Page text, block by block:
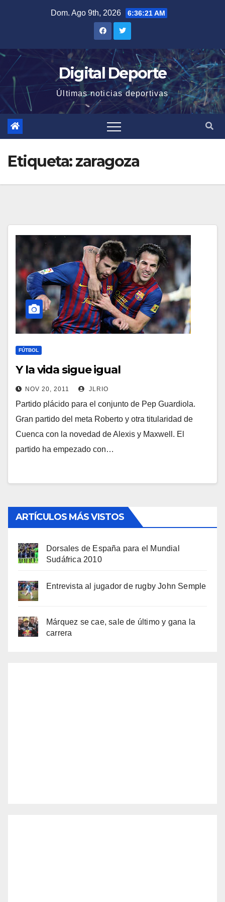
Dom. Ago 9th, 2026 6:36:22 AM
Digital Deporte
Últimas noticias deportivas
Etiqueta:zaragoza
FÚTBOL
Y la vida sigue igual
NOV 20, 2011 JLRIO
Partido plácido para el conjunto de Pep Guardiola.
Gran partido del meta Roberto y otra titularidad de
Cuenca con la novedad de Alexis y Maxwell. El
partido ha empezado con…
ARTÍCULOS MÁS VISTOS
Dorsales de España para el Mundial
Sudáfrica 2010
Entrevista al jugador de rugby John Semple
Márquez se cae, sale de último y gana la
carrera